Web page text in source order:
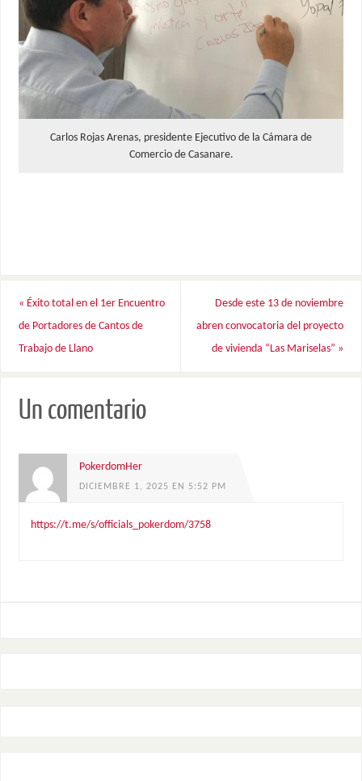
Carlos Rojas Arenas, presidente Ejecutivo de la Cámara de
Comercio de Casanare.
« Éxito total en el 1er Encuentro
de Portadores de Cantos de
Trabajo de Llano
Desde este 13 de noviembre
abren convocatoria del proyecto
de vivienda “Las Mariselas” »
Un comentario
PokerdomHer
DICIEMBRE 1, 2025 EN 5:52 PM
https://t.me/s/officials_pokerdom/3758